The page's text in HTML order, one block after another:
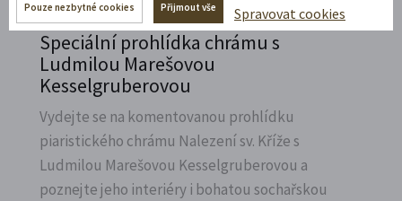
Speciální prohlídka chrámu s
Ludmilou Marešovou
Kesselgruberovou
Vydejte se na komentovanou prohlídku
piaristického chrámu Nalezení sv. Kříže s
Ludmilou Marešovou Kesselgruberovou a
poznejte jeho interiéry i bohatou sochařskou
Pouze nezbytné cookies Přijmout vše Spravovat cookies